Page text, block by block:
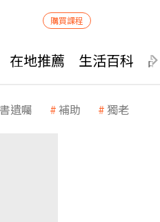
購買課程
在地推薦 生活百科
遺囑 補助 獨老